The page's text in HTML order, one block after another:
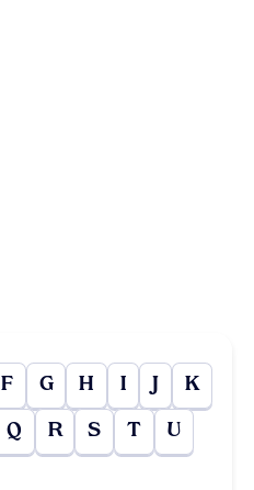
F G H I J K
Q R S T U